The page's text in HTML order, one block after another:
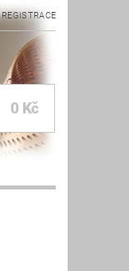
REGISTRACE
0 Kč